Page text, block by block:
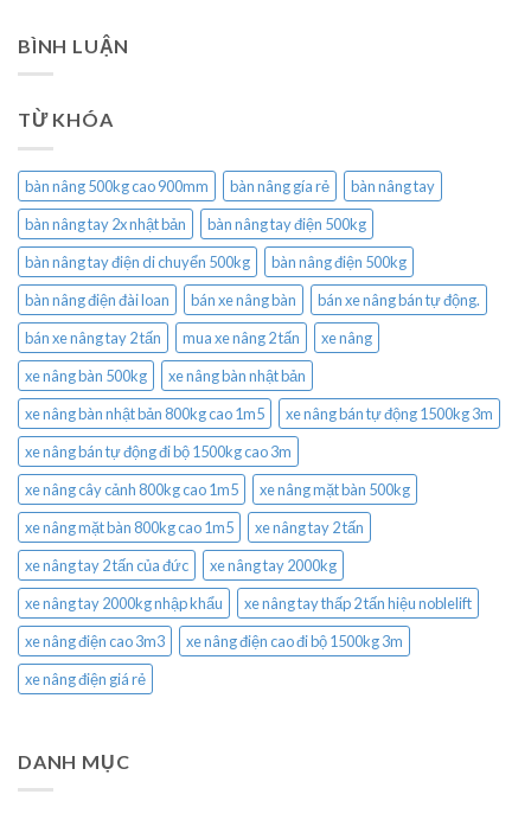
BÌNH LUẬN
TỪ KHÓA
bàn nâng 500kg cao 900mm bàn nâng gía rẻ
bàn nâng tay
bàn nâng tay 2x nhật bản
bàn nâng tay điện 500kg
bàn nâng tay điện di chuyển 500kg
bàn nâng điện 500kg
bàn nâng điện đài loan
bán xe nâng bàn
bán xe nâng bán tự động.
bán xe nâng tay 2 tấn
mua xe nâng 2 tấn
xe nâng
xe nâng bàn 500kg
xe nâng bàn nhật bản
xe nâng bàn nhật bản 800kg cao 1m5
xe nâng bán tự động 1500kg 3m
xe nâng bán tự động đi bộ 1500kg cao 3m
xe nâng cây cảnh 800kg cao 1m5
xe nâng mặt bàn 500kg
xe nâng mặt bàn 800kg cao 1m5
xe nâng tay 2 tấn
xe nâng tay 2 tấn của đức
xe nâng tay 2000kg
xe nâng tay 2000kg nhập khẩu
xe nâng tay thấp 2 tấn hiệu noblelift
xe nâng điện cao 3m3
xe nâng điện cao đi bộ 1500kg 3m
xe nâng điện giá rẻ
DANH MỤC